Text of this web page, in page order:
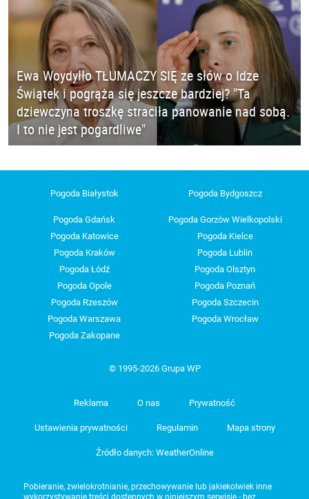
Ewa Woydyłło TŁUMACZY SIĘ ze słów o Idze
Świątek i pogrąża się jeszcze bardziej? "Ta
dziewczyna troszkę straciła panowanie nad sobą.
I to nie jest pogardliwe"
Pogoda Białystok Pogoda Bydgoszcz
Pogoda Gdańsk
Pogoda Gorzów Wielkopolski
Pogoda Katowice
Pogoda Kielce
Pogoda Kraków
Pogoda Lublin
Pogoda Łódź
Pogoda Olsztyn
Pogoda Opole
Pogoda Poznań
Pogoda Rzeszów
Pogoda Szczecin
Pogoda Warszawa
Pogoda Wrocław
Pogoda Zakopane
© 1995-2026 Grupa WP
Reklama O nas Prywatność
Ustawienia prywatności Regulamin Mapa strony
Źródło danych: WeatherOnline
Pobieranie, zwielokrotnianie, przechowywanie lub jakiekolwiek inne
wykorzystywanie treści dostępnych w niniejszym serwisie - bez